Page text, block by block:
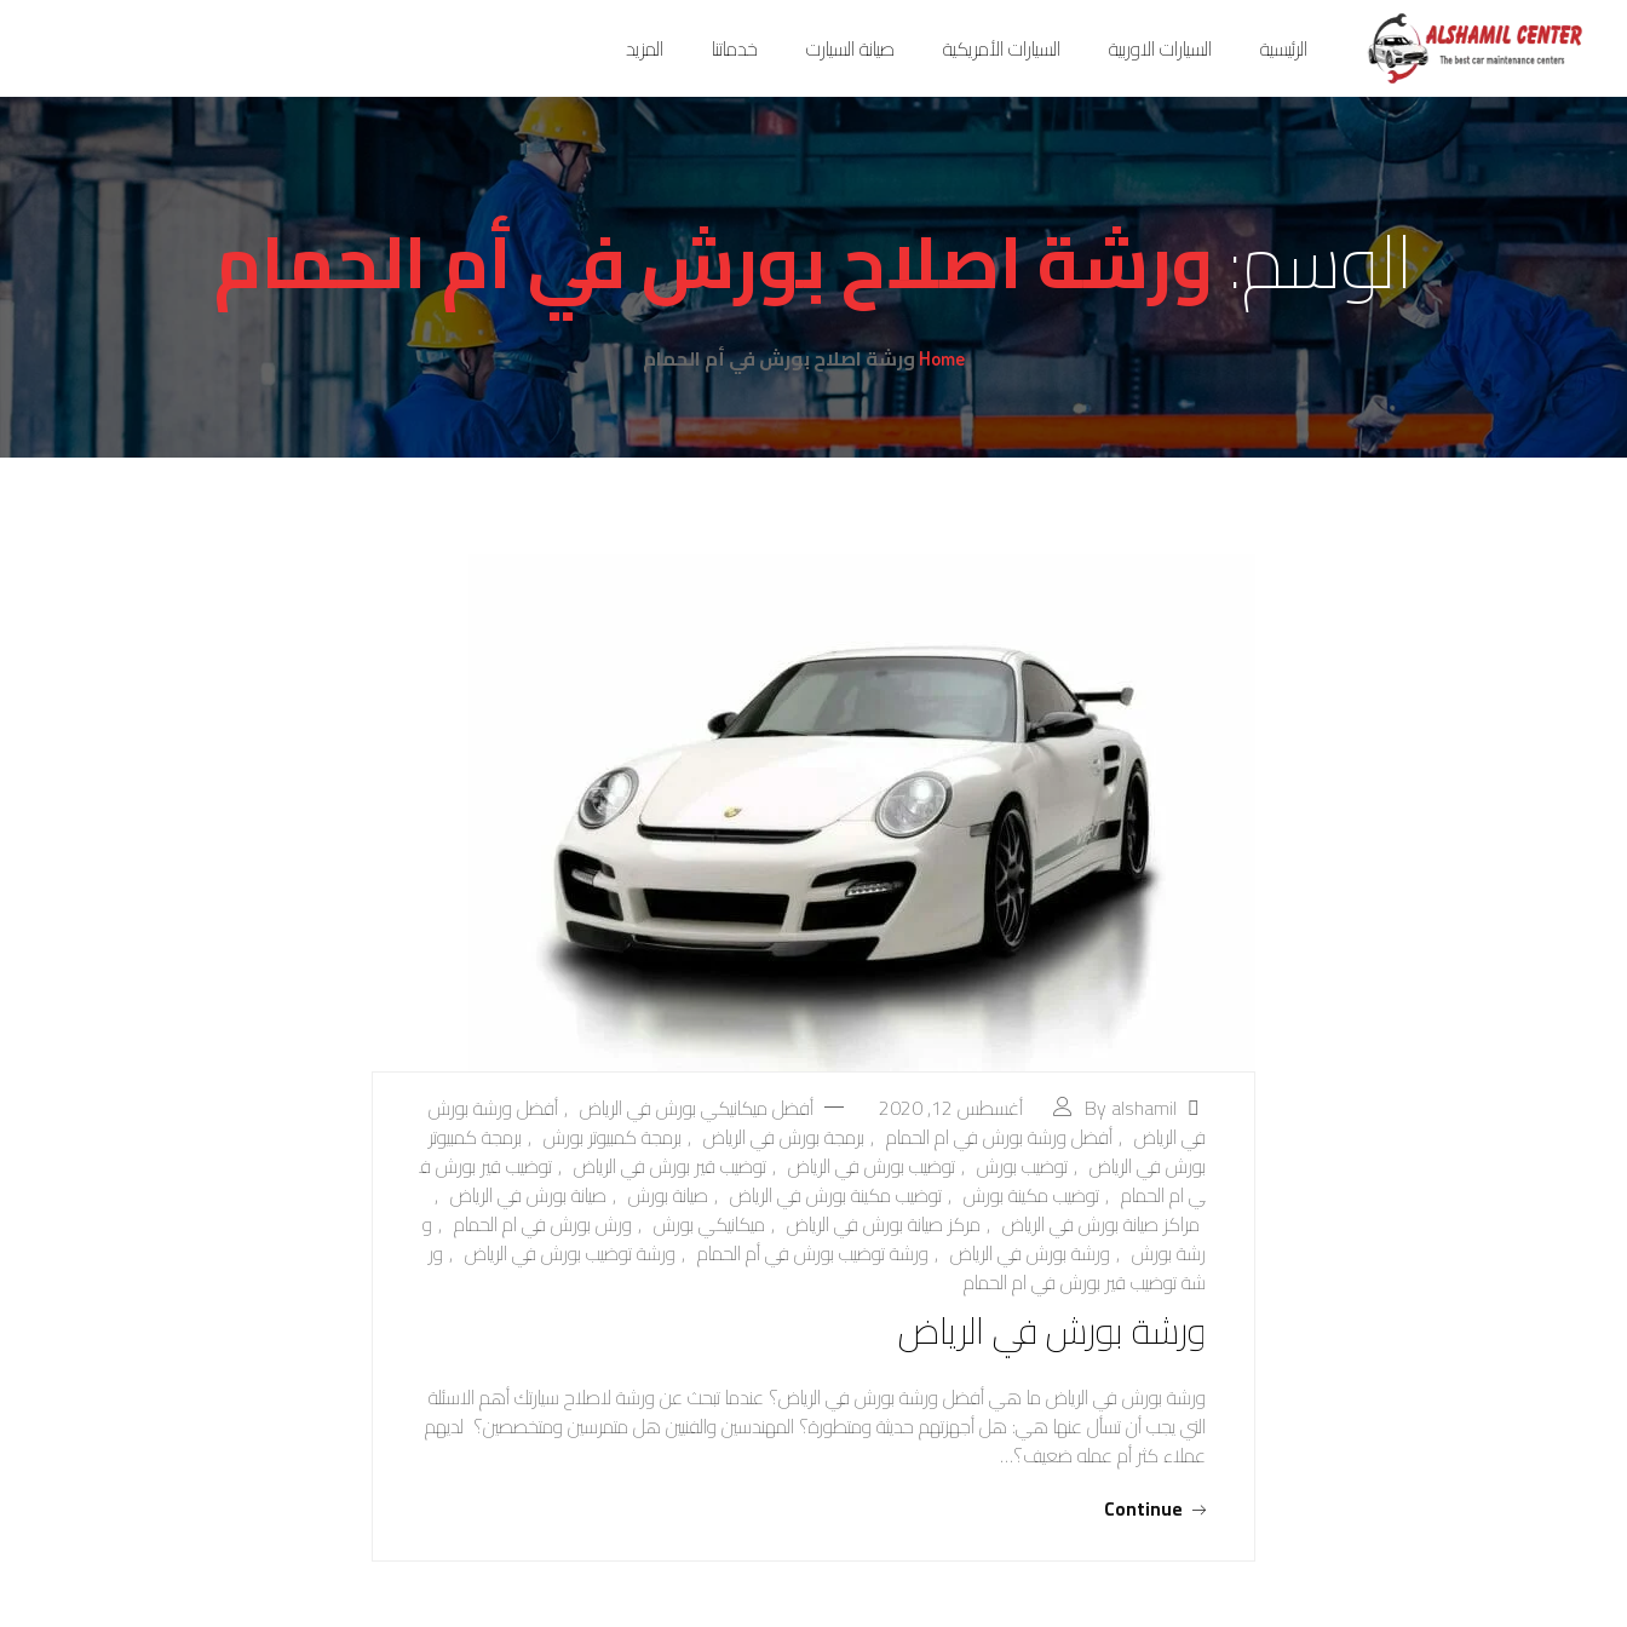
الرئيسية السيارات الاوربية السيارات الأمريكية صيانة السيارت خدماتنا المزيد
الوسم:ورشة اصلاح بورش في أم الحمام
Homeورشة اصلاح بورش في أم الحمام
By alshamil أغسطس 12, 2020 أفضل ميكانيكي بورش في الرياض ,أفضل ورشة بورش
في الرياض ,أفضل ورشة بورش في ام الحمام , برمجة بورش في الرياض , برمجة كمبيوتر بورش , برمجة كمبيوتر
بورش في الرياض ,توضيب بورش ,توضيب بورش في الرياض ,توضيب قير بورش في الرياض ,توضيب قير بورش ف
ي ام الحمام ,توضيب مكينة بورش ,توضيب مكينة بورش في الرياض , صيانة بورش , صيانة بورش في الرياض ,
مراكز صيانة بورش في الرياض , مركز صيانة بورش في الرياض , ميكانيكي بورش , ورش بورش في ام الحمام , و
رشة بورش , ورشة بورش في الرياض , ورشة توضيب بورش في أم الحمام , ورشة توضيب بورش في الرياض , ور
شة توضيب قير بورش في ام الحمام
ورشة بورش في الرياض
ورشة بورش في الرياض ما هي أفضل ورشة بورش في الرياض؟ عندما تبحث عن ورشة لاصلاح سيارتك أهم الاسئلة
التي يجب أن تسأل عنها هي: هل أجهزتهم حديثة ومتطورة؟ المهندسين والفنيين هل متمرسين ومتخصصين؟ لديهم
عملاء كثر أم عمله ضعيف؟…
Continue